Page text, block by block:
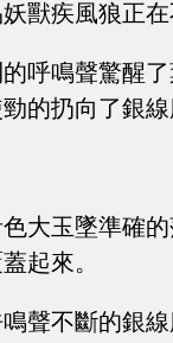
獸疾風狼正
呼鳴聲驚醒
的扔向了銀
大玉墜準確
起來。
聲不斷的銀